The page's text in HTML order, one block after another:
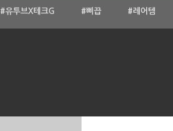
#유투브X테크G #삐끕 #레어템